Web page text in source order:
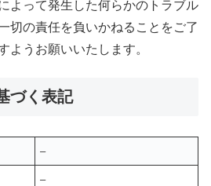
よって発生した何らかのトラブル
切の責任を負いかねることをご了
ようお願いいたします。
づく表記
–
–